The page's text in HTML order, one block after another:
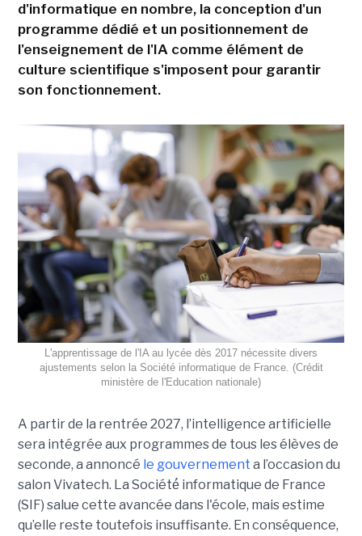
d'informatique en nombre, la conception d'un
programme dédié et un positionnement de
l'enseignement de l'IA comme élément de
culture scientifique s'imposent pour garantir
son fonctionnement.
L'apprentissage de l'IA au lycée dès 2017 nécessite divers
ajustements selon la Société informatique de France. (Crédit
ministère de l'Education nationale)
A partir de la rentrée 2027, l’intelligence artificielle
sera intégrée aux programmes de tous les élèves de
seconde, a annoncé le gouvernement a l’occasion du
salon Vivatech. La Société́ informatique de France
(SIF) salue cette avancée dans l'école, mais estime
qu’elle reste toutefois insuffisante. En conséquence,